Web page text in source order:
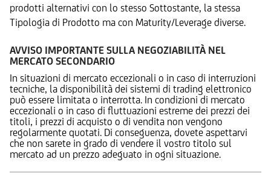
prodotti alternativi con lo stesso Sottostante, la stessa
Tipologia di Prodotto ma con Maturity/Leverage diverse.
AVVISO IMPORTANTE SULLA NEGOZIABILITÀ NEL
MERCATO SECONDARIO
In situazioni di mercato eccezionali o in caso di interruzioni
tecniche, la disponibilità dei sistemi di trading elettronico
può essere limitata o interrotta. In condizioni di mercato
eccezionali o in caso di fluttuazioni estreme dei prezzi dei
titoli, i prezzi di acquisto o di vendita non vengono
regolarmente quotati. Di conseguenza, dovete aspettarvi
che non sarete in grado di vendere il vostro titolo sul
mercato ad un prezzo adeguato in ogni situazione.